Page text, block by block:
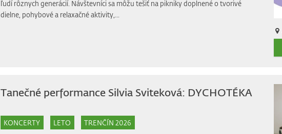
ľudí rôznych generácií. Návštevníci sa môžu tešiť na pikniky doplnené o tvorivé
dielne, pohybové a relaxačné aktivity,...
Tanečné performance Silvia Sviteková: DYCHOTÉKA
KONCERTY LETO TRENČÍN 2026